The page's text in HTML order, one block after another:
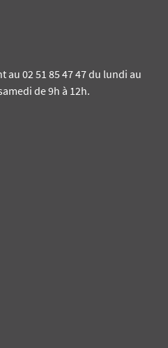
au 02 51 85 47 47 du lundi au
de 9h à 12h.